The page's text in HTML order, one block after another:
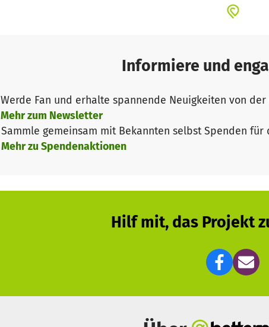
Informiere und
Werde Fan und erhalte spannende Neuigkeiten von der
Mehr zum Newsletter
Sammle gemeinsam mit Bekannten selbst Spenden für
Mehr zu Spendenaktionen
Hilf mit, das Projekt